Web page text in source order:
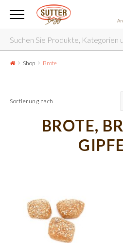
Shop Brote
Sortierung nach
BROTE,